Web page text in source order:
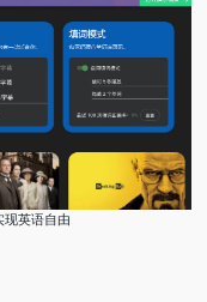
现英语自由